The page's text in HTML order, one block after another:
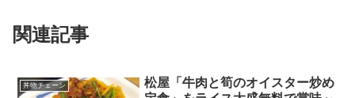
関連記事
丼物チェーン
松屋「牛肉と筍のオイスター炒め